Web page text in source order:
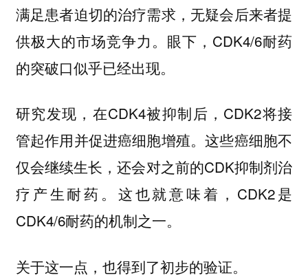
满足患者迫切的治疗需求，无疑会后来者提
供极大的市场竞争力。眼下，CDK4/6耐药
的突破口似乎已经出现。
研究发现，在CDK4被抑制后，CDK2将接
管起作用并促进癌细胞增殖。这些癌细胞不
仅会继续生长，还会对之前的CDK抑制剂治
疗产生耐药。这也就意味着，CDK2是
CDK4/6耐药的机制之一。
关于这一点，也得到了初步的验证。